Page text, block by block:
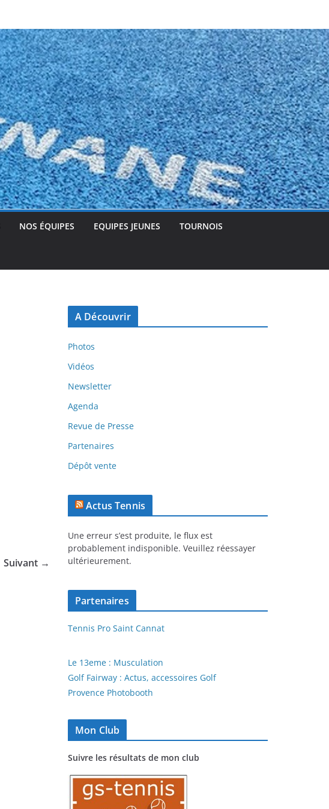
NOS ÉQUIPES EQUIPES JEUNES TOURNOIS
Suivant →
A Découvrir
Photos
Vidéos
Newsletter
Agenda
Revue de Presse
Partenaires
Dépôt vente
Actus Tennis
Une erreur s’est produite, le flux est
probablement indisponible. Veuillez réessayer
ultérieurement.
Partenaires
Tennis Pro Saint Cannat
Le 13eme : Musculation
Golf Fairway : Actus, accessoires Golf
Provence Photobooth
Mon Club
Suivre les résultats de mon club